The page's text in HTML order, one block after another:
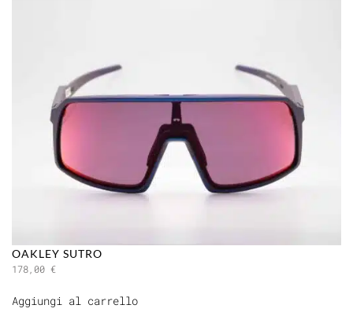
OAKLEY SUTRO
178,00 €
Aggiungi al carrello